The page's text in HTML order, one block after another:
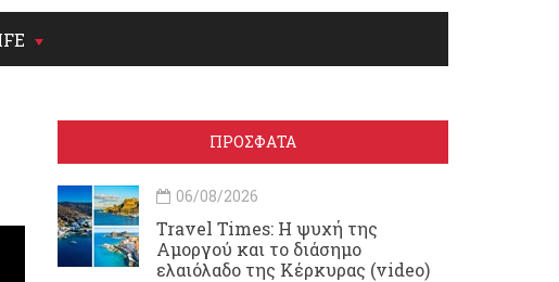
ΠΡΟΣΦΑΤΑ
06/08/2026
Travel Times: H ψυχή της
Αμοργού και το διάσημο
ελαιόλαδο της Κέρκυρας (video)